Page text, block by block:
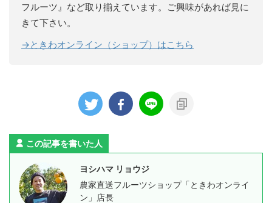
フルーツ』など取り揃えています。ご興味があれば見に
きて下さい。
→ときわオンライン（ショップ）はこちら
この記事を書いた人
ヨシハマ リョウジ
農家直送フルーツショップ「ときわオンライ
ン」店長